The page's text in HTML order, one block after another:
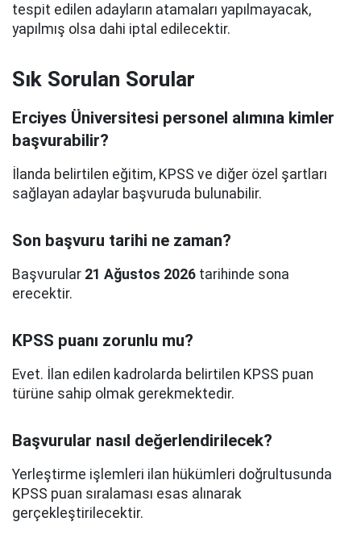
tespit edilen adayların atamaları yapılmayacak,
yapılmış olsa dahi iptal edilecektir.
Sık Sorulan Sorular
Erciyes Üniversitesi personel alımına kimler
başvurabilir?
İlanda belirtilen eğitim, KPSS ve diğer özel şartları
sağlayan adaylar başvuruda bulunabilir.
Son başvuru tarihi ne zaman?
Başvurular 21 Ağustos 2026 tarihinde sona
erecektir.
KPSS puanı zorunlu mu?
Evet. İlan edilen kadrolarda belirtilen KPSS puan
türüne sahip olmak gerekmektedir.
Başvurular nasıl değerlendirilecek?
Yerleştirme işlemleri ilan hükümleri doğrultusunda
KPSS puan sıralaması esas alınarak
gerçekleştirilecektir.